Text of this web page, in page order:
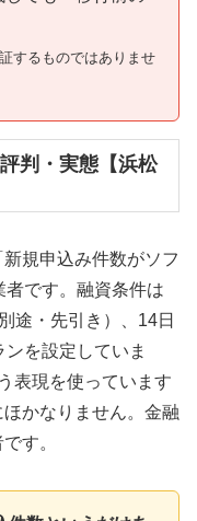
するものではありませ
判・実態【浜松
規申込み件数がソフ
者です。融資条件は
途・先引き）、14日
を設定していま
表現を使っています
かなりません。金融
す。